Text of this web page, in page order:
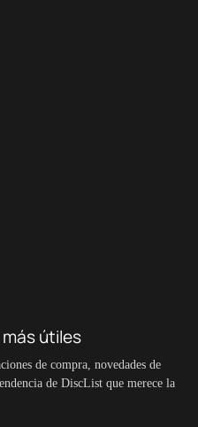
útiles
de compra, novedades de
de DiscList que merece la